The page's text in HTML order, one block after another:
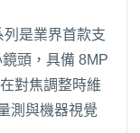
是業界首款支
頭，具備 8MP
對焦調整時維
測與機器視覺